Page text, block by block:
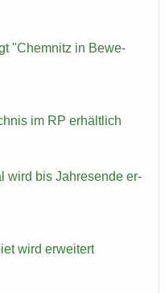
"Chem­nitz in Be­we­
im RP er­hält­lich
wird bis Jah­res­en­de er­
wird er­wei­tert